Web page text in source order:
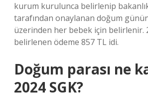
kurum kurulunca belirlenip
tarafından onaylanan doğum
üzerinden her bebek için belirlenir.
belirlenen ödeme 857 TL idi.
Doğum parası ne
2024 SGK?